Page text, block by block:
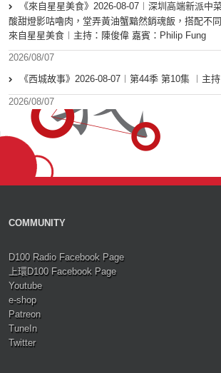
《來自星星美食》2026-08-07︱深圳高端新派中
酸甜燈影咕嚕肉，堂弄黃油蟹黯然銷魂飯，搭配不同
來自星星美食︱主持：陳俊偉 嘉賓：Philip Fung
2026/08/07
《西城故事》2026-08-07︱第44季 第10集 ︱主
2026/08/07
COMMUNITY
D100 Radio Facebook Page
上環D100 Facebook Page
Youtube
e-shop
Patreon
TuneIn
Twitter